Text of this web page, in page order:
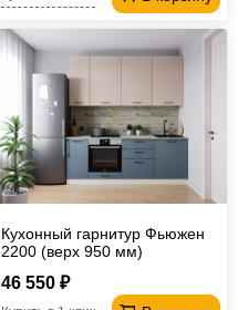
Кухонный гарнитур Фьюжен
2200 (верх 950 мм)
46 550 ₽